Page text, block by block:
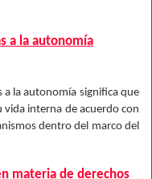
a la autonomía
a la autonomía significa que
interna de acuerdo con
dentro del marco del
materia de derechos